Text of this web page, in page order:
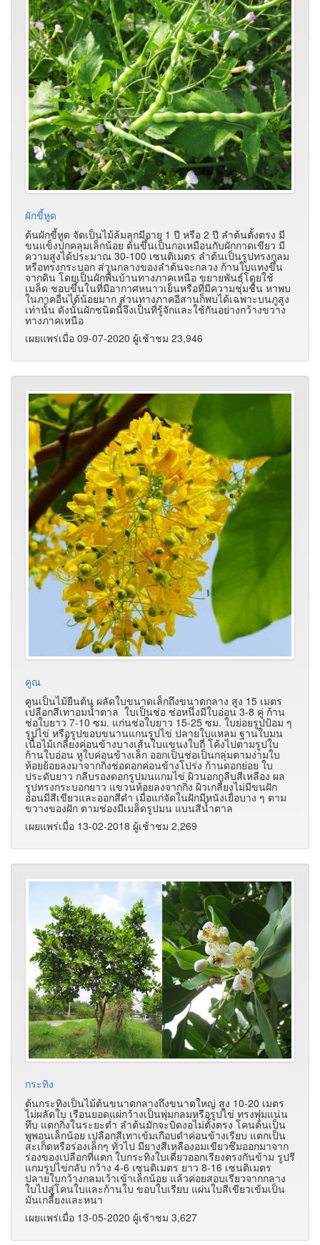
ผักขี้หูด
ต้นผักขี้หูด จัดเป็นไม้ล้มลุกมีอายุ 1 ปี หรือ 2 ปี ลำต้นตั้งตรง มี
ขนแข็งปกคลุมเล็กน้อย ต้นขึ้นเป็นกอเหมือนกับผักกาดเขียว มี
ความสูงได้ประมาณ 30-100 เซนติเมตร ลำต้นเป็นรูปทรงกลม
หรือทรงกระบอก ส่วนกลางของลำต้นจะกลวง ก้านใบแทงขึ้น
จากดิน โดยเป็นผักพื้นบ้านทางภาคเหนือ ขยายพันธุ์โดยใช้
เมล็ด ชอบขึ้นในที่มีอากาศหนาวเย็นหรือที่มีความชุ่มชื้น หาพบ
ในภาคอื่นได้น้อยมาก ส่วนทางภาคอีสานก็พบได้เฉพาะบนภูสูง
เท่านั้น ดังนั้นผักชนิดนี้จึงเป็นที่รู้จักและใช้กันอย่างกว้างขวาง
ทางภาคเหนือ
เผยแพร่เมื่อ 09-07-2020 ผู้เช้าชม 23,946
คูณ
คูนเป็นไม้ยืนต้น ผลัดใบขนาดเล็กถึงขนาดกลาง สูง 15 เมตร
เปลือกสีเทาอมน้ำตาล ใบเป็นช่อ ช่อหนึ่งมีใบอ่อน 3-8 คู่ ก้าน
ช่อใบยาว 7-10 ซม. แก่นช่อใบยาว 15-25 ซม. ใบย่อยรูปป้อม ๆ
รูปไข่ หรือรูปขอบขนานแกนรูปไข่ ปลายใบแหลม ฐานใบมน
เนื้อไม้เกลี้ยงค่อนข้างบางเส้นใบแขนงใบถี่ โค้งไปตามรูปใบ
ก้านใบอ่อน หูใบค่อนข้างเล็ก ออกเป็นช่อเป็นกลุ่มตามง่ามใบ
ห้อยย้อยลงมาจากกิ่งช่อดอกค่อนข้างโปร่ง ก้านดอกย่อย ใบ
ประดับยาว กลีบรองดอกรูปมนแกมไข่ ผิวนอกกลีบสีเหลือง ผล
รูปทรงกระบอกยาว แขวนห้อยลงจากกิ่ง ผิวเกลี้ยงไม่มีขนฝัก
อ่อนมีสีเขียวและออกสีดำ เมื่อแก่จัดในฝักมีหนังเยื่อบาง ๆ ตาม
ขวางของฝัก ตามช่องมีเมล็ดรูปมน แบนสีน้ำตาล
เผยแพร่เมื่อ 13-02-2018 ผู้เช้าชม 2,269
กระทิง
ต้นกระทิงเป็นไม้ต้นขนาดกลางถึงขนาดใหญ่ สูง 10-20 เมตร
ไม่ผลัดใบ เรือนยอดแผ่กว้างเป็นพุ่มกลมหรือรูปไข่ ทรงพุ่มแน่น
ทึบ แตกกิ่งในระยะต่ำ ลำต้นมักจะบิดงอไม่ตั้งตรง โคนต้นเป็น
พูพอนเล็กน้อย เปลือกสีเทาเข้มเกือบดำค่อนข้างเรียบ แตกเป็น
สะเก็ดหรือร่องเล็กๆ ทั่วไป มียางสีเหลืองอมเขียวซึมออกมาจาก
ร่องของเปลือกที่แตก ใบกระทิงใบเดี่ยวออกเรียงตรงกันข้าม รูปรี
แกมรูปไข่กลับ กว้าง 4-6 เซนติเมตร ยาว 8-16 เซนติเมตร
ปลายใบกว้างกลมเว้าเข้าเล็กน้อย แล้วค่อยสอบเรียวจากกลาง
ใบไปสู่โคนใบและก้านใบ ขอบใบเรียบ แผ่นใบสีเขียวเข้มเป็น
มันเกลี้ยงและหนา
เผยแพร่เมื่อ 13-05-2020 ผู้เช้าชม 3,627